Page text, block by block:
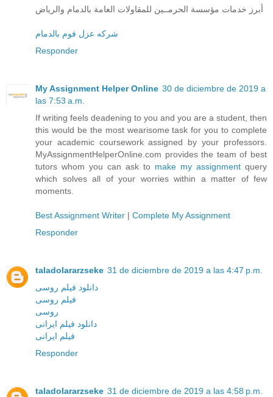
أبرز خدمات مؤسسة الحرمــين للمقاولات العامة بالدمام والرياض
شركه عزل فوم بالدمام
Responder
My Assignment Helper Online 30 de diciembre de 2019 a
las 7:53 a.m.
If writing feels deadening to you and you are a student, then
this would be the most wearisome task for you to complete
your academic coursework assigned by your professors.
MyAssignmentHelperOnline.com provides the team of best
tutors whom you can ask to make my assignment query
which solves all of your worries within a matter of few
moments.
Best Assignment Writer | Complete My Assignment
Responder
taladolararzseke 31 de diciembre de 2019 a las 4:47 p.m.
دانلود فیلم روسی
فیلم روسی
روسی
دانلود فیلم ایرانی
فیلم ایرانی
Responder
taladolararzseke 31 de diciembre de 2019 a las 4:58 p.m.